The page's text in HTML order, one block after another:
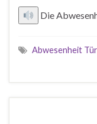
Die
Abwesenheit